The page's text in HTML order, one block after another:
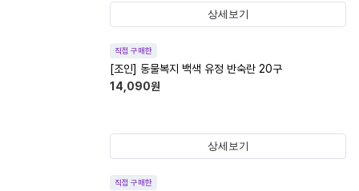
상세보기
직접 구매한
[조인] 동물복지 백색 유정 반숙란 20구
14,090원
상세보기
직접 구매한